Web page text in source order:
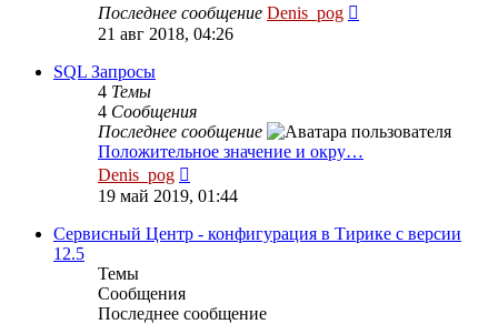
Последнее сообщение Denis_pog
21 авг 2018, 04:26
SQL Запросы
4 Темы
4 Сообщения
Последнее сообщение
Положительное значение и окру…
Denis_pog
последнему
сообщению
19 май 2019, 01:44
Сервисный Центр - конфигурация в Тирике с версии
12.5
Темы
Сообщения
Последнее сообщение